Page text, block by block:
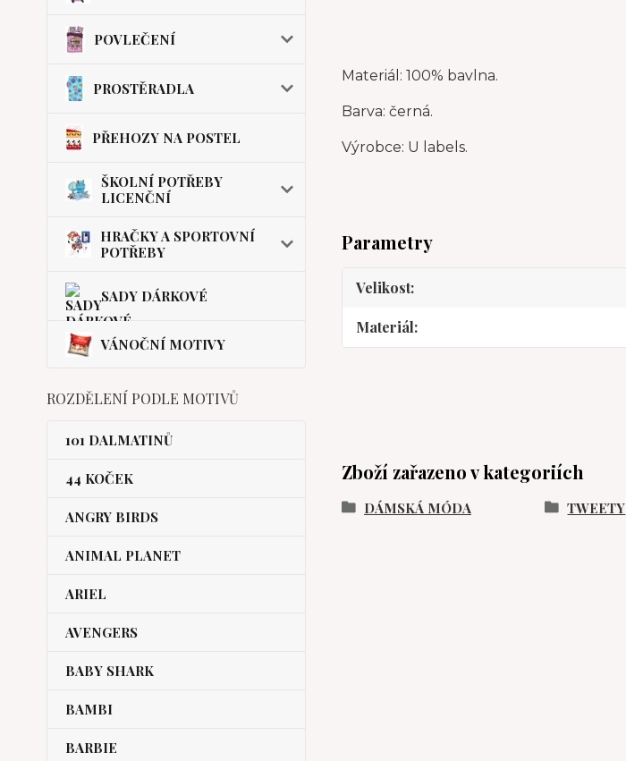
POVLEČENÍ
PROSTĚRADLA
PŘEHOZY NA POSTEL
ŠKOLNÍ POTŘEBY
LICENČNÍ
HRAČKY A SPORTOVNÍ
POTŘEBY
SADY DÁRKOVÉ
VÁNOČNÍ MOTIVY
ROZDĚLENÍ PODLE MOTIVŮ
101 DALMATINŮ
44 KOČEK
ANGRY BIRDS
ANIMAL PLANET
ARIEL
AVENGERS
BABY SHARK
BAMBI
BARBIE
Materiál: 100% bavlna.
Barva: černá.
Výrobce: U labels.
Parametry
Velikost
Materiál
Zboží zařazeno v kategoriích
DÁMSKÁ MÓDA TWEETY